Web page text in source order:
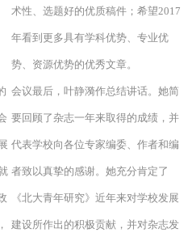
术性、选题好的优质稿件；希望2017
年看到更多具有学科优势、专业优
势、资源优势的优秀文章。
会议最后，叶静漪作总结讲话。她简
要回顾了杂志一年来取得的成绩，并
代表学校向各位专家编委、作者和编
者致以真挚的感谢。她充分肯定了
《北大青年研究》近年来对学校发展
建设所作出的积极贡献，并对杂志发